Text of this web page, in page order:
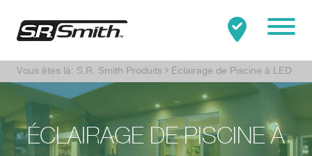
Mobile
Rechercher: RECHERCHER
Vous êtes là: S.R. Smith Produits Éclairage de Piscine à LED
ÉCLAIRAGE DE PISCINE À